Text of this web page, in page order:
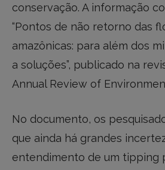
conservação. A informação
“Pontos de não retorno das
amazônicas: para além dos
a soluções”, publicado na
Annual Review of
No documento, os
que ainda há grandes
entendimento de um tipping